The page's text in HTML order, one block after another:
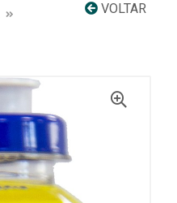
VOLTAR